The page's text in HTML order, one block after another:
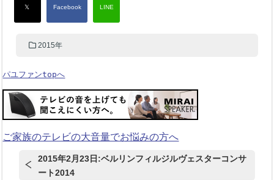
2015年
パユファンtopへ
ご家族のテレビの大音量でお悩みの方へ
2015年2月23日:ベルリンフィルジルヴェスターコンサ
ート2014